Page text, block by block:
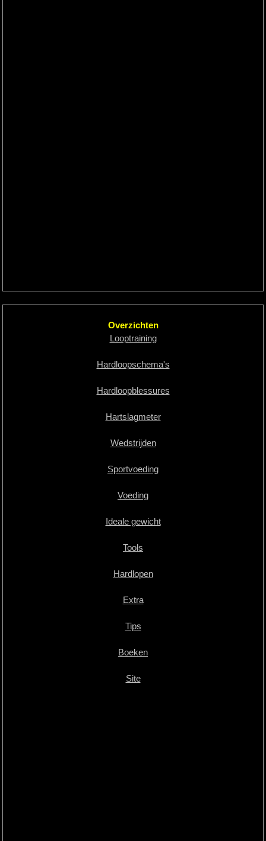
Overzichten
Looptraining
Hardloopschema's
Hardloopblessures
Hartslagmeter
Wedstrijden
Sportvoeding
Voeding
Ideale gewicht
Tools
Hardlopen
Extra
Tips
Boeken
Site